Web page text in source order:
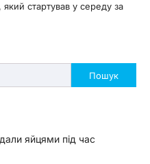
стартував у середу за
Пошук
яйцями під час